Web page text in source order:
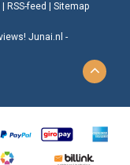
RSS-feed Sitemap
Junai.nl -